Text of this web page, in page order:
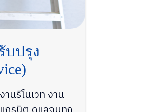
บปรุง
นรีโนเวท งาน